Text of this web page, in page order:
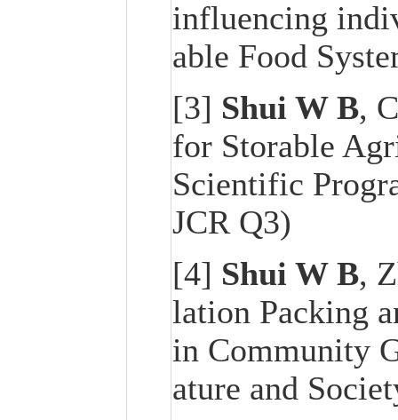
influencing
able Food
[3] Shui W B,
for Storable
Scientific
JCR Q3)
[4] Shui W B,
lation Packing
in Community
ature and